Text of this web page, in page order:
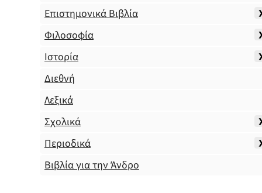
Επιστημονικά Βιβλία
Φιλοσοφία
Ιστορία
Διεθνή
Λεξικά
Σχολικά
Περιοδικά
Βιβλία για την Άνδρο